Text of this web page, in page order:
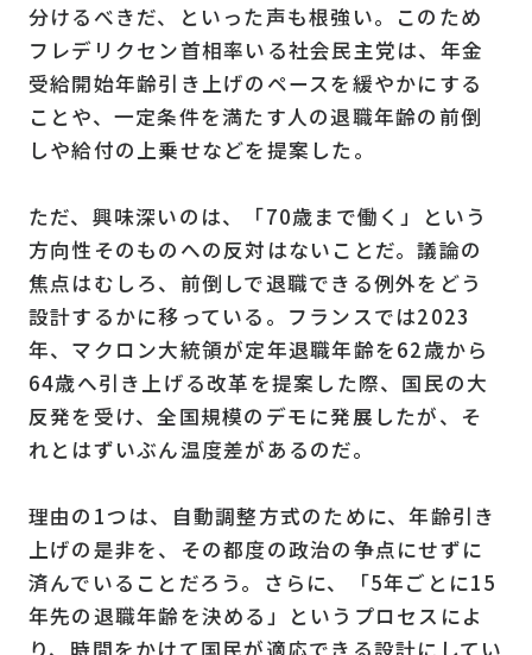
分けるべきだ、といった声も根強い。このため
フレデリクセン首相率いる社会民主党は、年金
受給開始年齢引き上げのペースを緩やかにする
ことや、一定条件を満たす人の退職年齢の前倒
しや給付の上乗せなどを提案した。
ただ、興味深いのは、「70歳まで働く」という
方向性そのものへの反対はないことだ。議論の
焦点はむしろ、前倒しで退職できる例外をどう
設計するかに移っている。フランスでは2023
年、マクロン大統領が定年退職年齢を62歳から
64歳へ引き上げる改革を提案した際、国民の大
反発を受け、全国規模のデモに発展したが、そ
れとはずいぶん温度差があるのだ。
理由の1つは、自動調整方式のために、年齢引き
上げの是非を、その都度の政治の争点にせずに
済んでいることだろう。さらに、「5年ごとに15
年先の退職年齢を決める」というプロセスによ